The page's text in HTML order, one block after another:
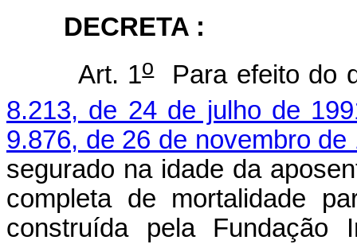
DECRETA :
Art. 1oPara efeito do
8.213, de 24 de julho de
9.876, de 26 de novembro de
segurado na idade da
completa de mortalidade
construída pela Fundação